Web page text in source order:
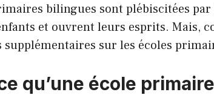
bilingues sont plébiscitées
et ouvrent leurs esprits. Mais,
sur les écoles
qu’une école